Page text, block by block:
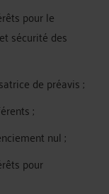
pour le
sécurité des
de préavis ;
;
nul ;
pour